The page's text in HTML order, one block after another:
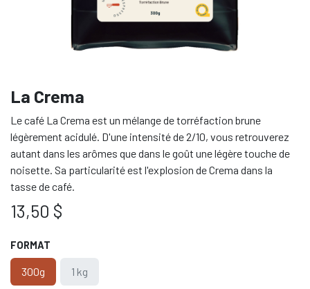
La Crema
Le café La Crema est un mélange de torréfaction brune
légèrement acidulé. D'une intensité de 2/10, vous retrouverez
autant dans les arômes que dans le goût une légère touche de
noisette. Sa particularité est l'explosion de Crema dans la
tasse de café.
13,50 $
FORMAT
300g 1 kg